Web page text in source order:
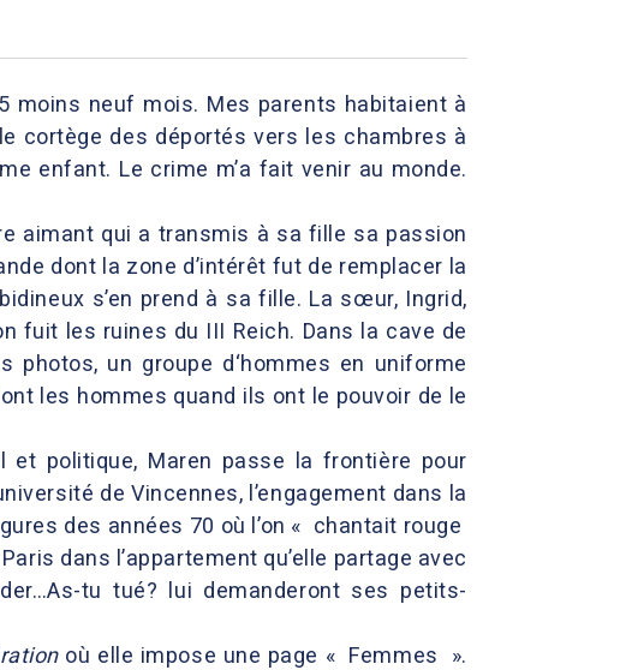
moins neuf mois. Mes parents habitaient à
cortège des déportés vers les chambres à
enfant. Le crime m’a fait venir au monde.
aimant qui a transmis à sa fille sa passion
dont la zone d’intérêt fut de remplacer la
s’en prend à sa fille. La sœur, Ingrid,
fuit les ruines du III Reich. Dans la cave de
un groupe d‘hommes en uniforme
les hommes quand ils ont le pouvoir de le
politique, Maren passe la frontière pour
de Vincennes, l’engagement dans la
des années 70 où l’on « chantait rouge
dans l’appartement qu’elle partage avec
tu tué? lui demanderont ses petits-
où elle impose une page « Femmes ».